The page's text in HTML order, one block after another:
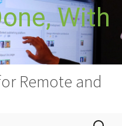
With
Remote and
Cari: